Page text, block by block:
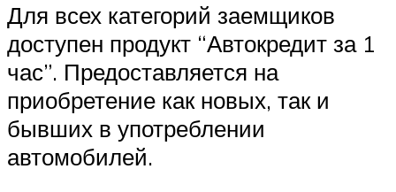
Для всех категорий заемщиков
доступен продукт “Автокредит за 1
час”. Предоставляется на
приобретение как новых, так и
бывших в употреблении
автомобилей.